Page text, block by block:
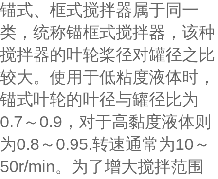
锚式、框式搅拌器属于同一
类，统称锚框式搅拌器，该种
搅拌器的叶轮桨径对罐径之比
较大。使用于低粘度液体时，
锚式叶轮的叶径与罐径比为
0.7～0.9，对于高黏度液体则
为0.8～0.95.转速通常为10～
50r/min。为了增大搅拌范围